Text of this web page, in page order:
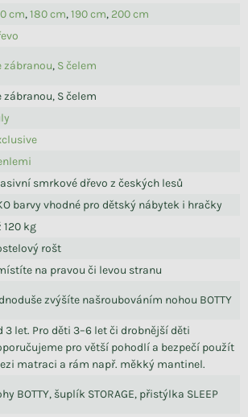
cm,180 cm,190 cm, 200 cm
zábranou, S čelem
zábranou, S čelem
smrkové dřevo z českých lesů
barvy vhodné pro dětský nábytek i hračky
120 kg
rošt
na pravou či levou stranu
zvýšíte našroubováním nohou BOTTY
3 let. Pro děti 3–6 let či drobnější děti
pro větší pohodlí a bezpečí použít
matraci a rám např. měkký mantinel.
BOTTY, šuplík STORAGE, přistýlka SLEEP